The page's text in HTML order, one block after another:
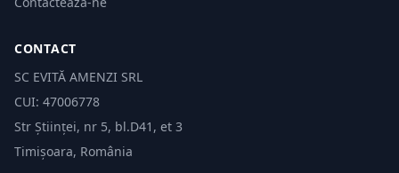
CONTACT
SC EVITĂ AMENZI SRL
CUI: 47006778
Str Științei, nr 5, bl.D41, et 3
Timișoara, România